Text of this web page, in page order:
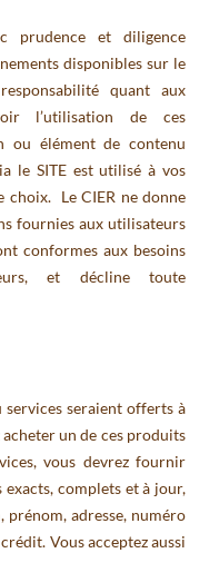
prudence et diligence
disponibles sur le
quant aux
l’utilisation de ces
ou élément de contenu
le SITE est utilisé à vos
Le CIER ne donne
fournies aux utilisateurs
conformes aux besoins
et décline toute
seraient offerts à
acheter un de ces produits
vous devrez fournir
complets et à jour,
prénom, adresse, numéro
Vous acceptez aussi